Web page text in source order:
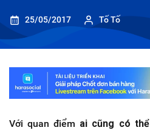
25/05/2017 Tố Tố
Với quan điểm ai cũng có